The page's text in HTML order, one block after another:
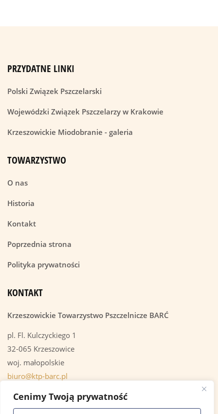
Cenimy Twoją prywatność
PRZYDATNE LINKI
Polski Związek Pszczelarski
Wojewódzki Związek Pszczelarzy w Krakowie
Krzeszowickie Miodobranie - galeria
TOWARZYSTWO
O nas
Historia
Kontakt
Poprzednia strona
Polityka prywatności
KONTAKT
Krzeszowickie Towarzystwo Pszczelnicze BARĆ
pl. Fl. Kulczyckiego 1
32-065 Krzeszowice
woj. małopolskie
biuro@ktp-barc.pl
+48 535 973 379